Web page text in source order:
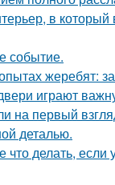
в
событие.
жеребят:
играют
на первый
деталью.
что делать, если